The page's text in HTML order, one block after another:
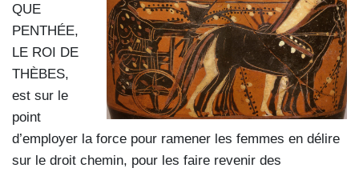
QUE
PENTHÉE,
LE ROI DE
THÈBES,
est sur le
point
d’employer la force pour ramener les femmes en délire
sur le droit chemin, pour les faire revenir des